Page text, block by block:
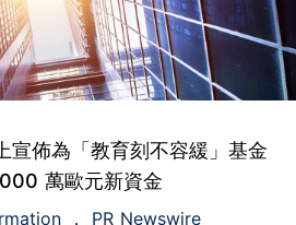
宣佈為「教育刻不容緩」基金
萬歐元新資金
PR Newswire